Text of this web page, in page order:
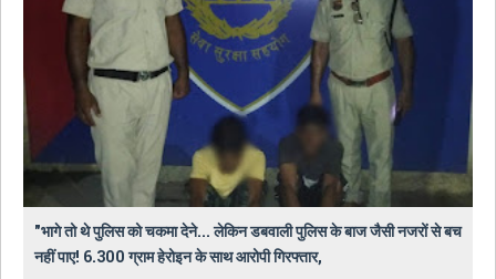
"भागे तो थे पुलिस को चकमा देने... लेकिन डबवाली पुलिस के बाज जैसी नजरों से बच
नहीं पाए! 6.300 ग्राम हेरोइन के साथ आरोपी गिरफ्तार,